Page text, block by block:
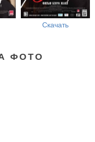
Скачать
ФОТО